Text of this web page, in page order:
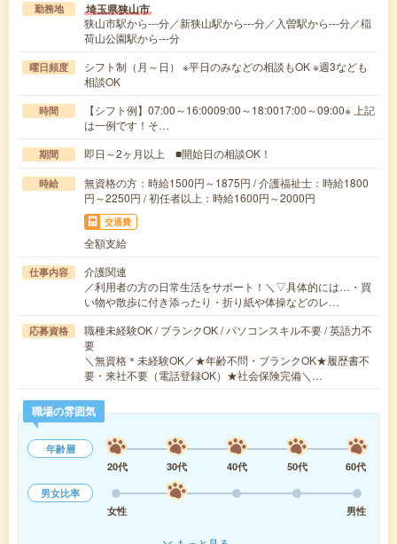
勤務地 埼玉県狭山市
狭山市駅から---分／新狭山駅から---分／入曽駅から---分／稲
荷山公園駅から---分
曜日頻度
シフト制（月～日） ※平日のみなどの相談もOK ※週3なども
相談OK
時間
【シフト例】07:00～16:0009:00～18:0017:00～09:00※ 上記
は一例です！そ…
期間 即日～2ヶ月以上 ■開始日の相談OK！
時給
無資格の方：時給1500円～1875円 / 介護福祉士：時給1800
円～2250円 / 初任者以上：時給1600円～2000円
交通費
全額支給
仕事内容
介護関連
／利用者の方の日常生活をサポート！＼▽具体的には…・買
い物や散歩に付き添ったり・折り紙や体操などのレ…
応募資格
職種未経験OK / ブランクOK / パソコンスキル不要 / 英語力不
要
＼無資格＊未経験OK／★年齢不問・ブランクOK★履歴書不
要・来社不要（電話登録OK）★社会保険完備＼…
職場の雰囲気
年齢層
20代
30代 40代 50代
60代
男女比率
女性
男性